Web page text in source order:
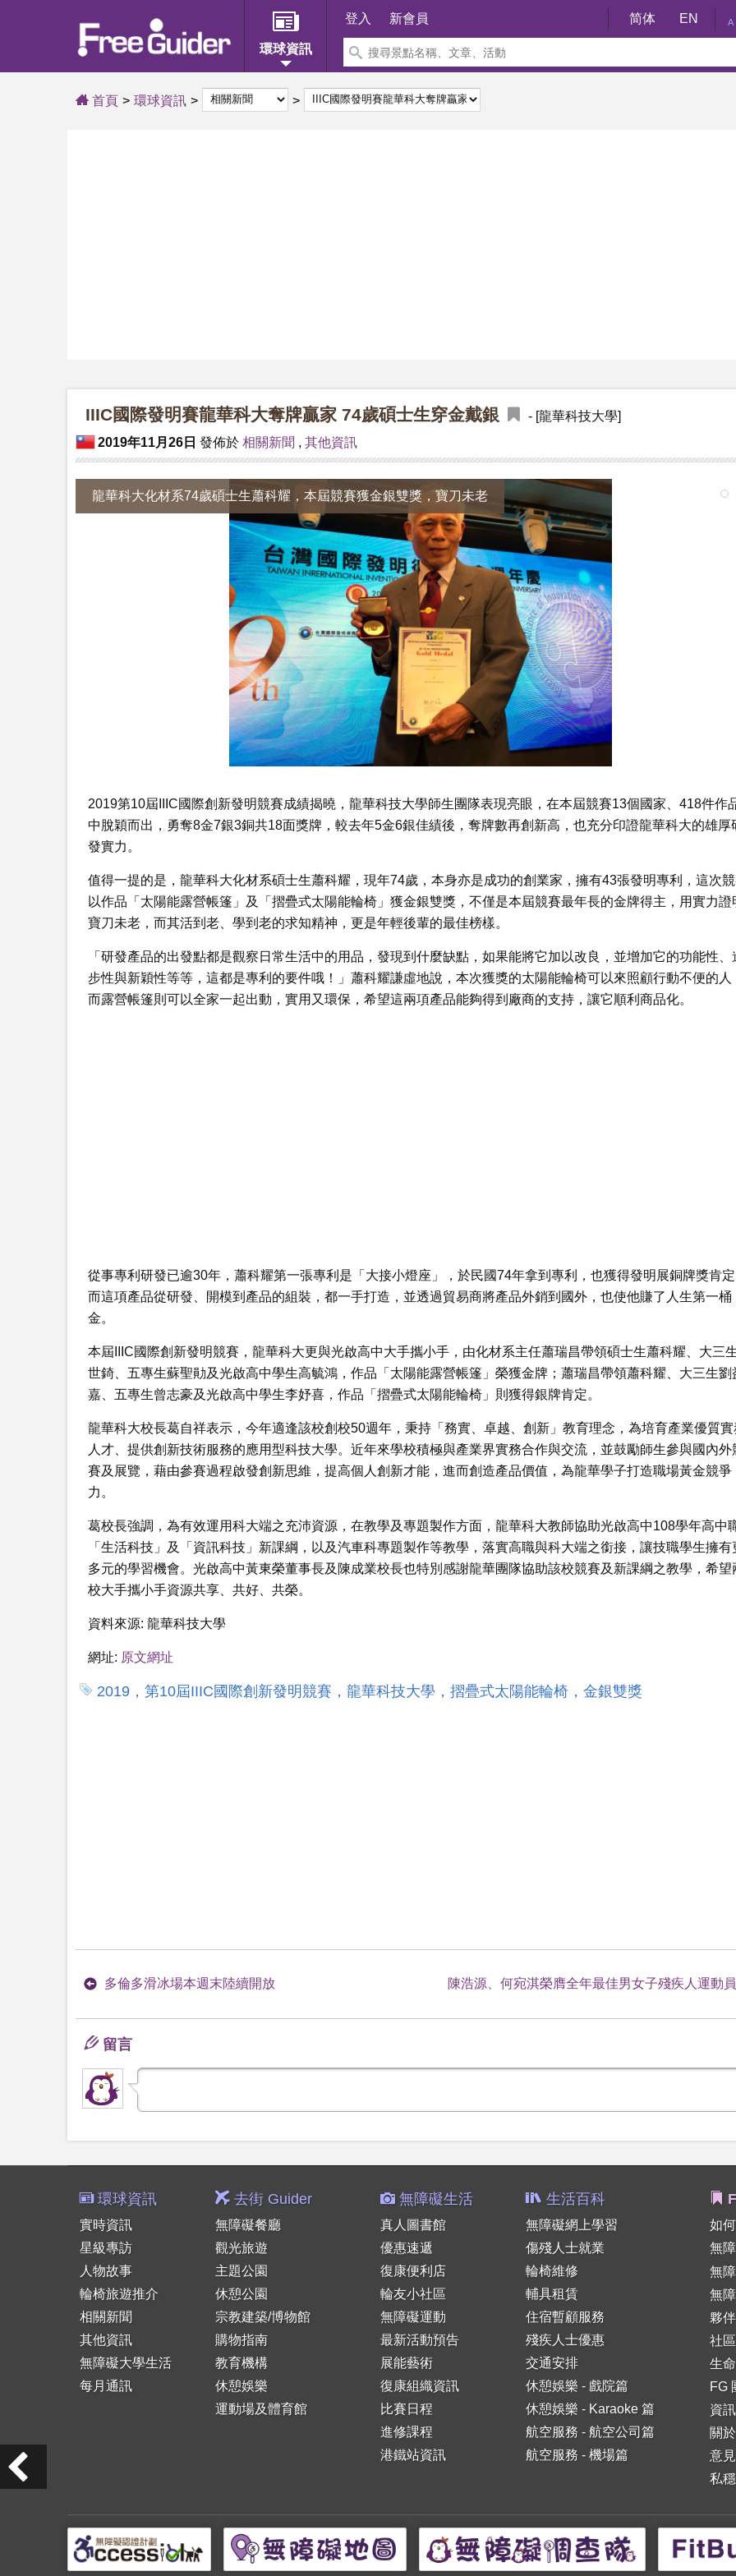
環球資訊
登入 新會員 简体 EN A
首頁 環球資訊
IIIC國際發明賽龍華科大奪牌贏家 74歲碩士生穿金戴銀
- [龍華科技大學]
2019年11月26日 發佈於 相關新聞 , 其他資訊
龍華科大化材系74歲碩士生蕭科耀，本屆競賽獲金銀雙獎，寶刀未老 1
2019第10屆IIIC國際創新發明競賽成績揭曉，龍華科技大學師生團隊表現亮眼，在本屆競賽13個國家、418件作
中脫穎而出，勇奪8金7銀3銅共18面獎牌，較去年5金6銀佳績後，奪牌數再創新高，也充分印證龍華科大的雄厚
發實力。
值得一提的是，龍華科大化材系碩士生蕭科耀，現年74歲，本身亦是成功的創業家，擁有43張發明專利，這次
以作品「太陽能露營帳篷」及「摺疊式太陽能輪椅」獲金銀雙獎，不僅是本屆競賽最年長的金牌得主，用實力證
寶刀未老，而其活到老、學到老的求知精神，更是年輕後輩的最佳榜樣。
「研發產品的出發點都是觀察日常生活中的用品，發現到什麼缺點，如果能將它加以改良，並增加它的功能性、
步性與新穎性等等，這都是專利的要件哦！」蕭科耀謙虛地說，本次獲獎的太陽能輪椅可以來照顧行動不便的人
而露營帳篷則可以全家一起出動，實用又環保，希望這兩項產品能夠得到廠商的支持，讓它順利商品化。
從事專利研發已逾30年，蕭科耀第一張專利是「大接小燈座」，於民國74年拿到專利，也獲得發明展銅牌獎肯定
而這項產品從研發、開模到產品的組裝，都一手打造，並透過貿易商將產品外銷到國外，也使他賺了人生第一桶
金。
本屆IIIC國際創新發明競賽，龍華科大更與光啟高中大手攜小手，由化材系主任蕭瑞昌帶領碩士生蕭科耀、大三
世錡、五專生蘇聖勛及光啟高中學生高毓鴻，作品「太陽能露營帳篷」榮獲金牌；蕭瑞昌帶領蕭科耀、大三生劉
嘉、五專生曾志豪及光啟高中學生李妤喜，作品「摺疊式太陽能輪椅」則獲得銀牌肯定。
龍華科大校長葛自祥表示，今年適逢該校創校50週年，秉持「務實、卓越、創新」教育理念，為培育產業優質實
人才、提供創新技術服務的應用型科技大學。近年來學校積極與產業界實務合作與交流，並鼓勵師生參與國內外
賽及展覽，藉由參賽過程啟發創新思維，提高個人創新才能，進而創造產品價值，為龍華學子打造職場黃金競爭
力。
葛校長強調，為有效運用科大端之充沛資源，在教學及專題製作方面，龍華科大教師協助光啟高中108學年高中
「生活科技」及「資訊科技」新課綱，以及汽車科專題製作等教學，落實高職與科大端之銜接，讓技職學生擁有
多元的學習機會。光啟高中黃東榮董事長及陳成業校長也特別感謝龍華團隊協助該校競賽及新課綱之教學，希望
校大手攜小手資源共享、共好、共榮。
資料來源: 龍華科技大學
網址: 原文網址
2019，第10屆IIIC國際創新發明競賽，龍華科技大學，摺疊式太陽能輪椅，金銀雙獎
多倫多滑冰場本週末陸續開放 陳浩源、何宛淇榮膺全年最佳男女子殘疾人運動員
留言
環球資訊
實時資訊
星級專訪
人物故事
輪椅旅遊推介
相關新聞
其他資訊
無障礙大學生活
每月通訊
去街 Guider
無障礙餐廳
觀光旅遊
主題公園
休憩公園
宗教建築/博物館
購物指南
教育機構
休憩娛樂
運動場及體育館
無障礙生活
真人圖書館
優惠速遞
復康便利店
輪友小社區
無障礙運動
最新活動預告
展能藝術
復康組織資訊
比賽日程
進修課程
港鐵站資訊
生活百科
無障礙網上學習
傷殘人士就業
輪椅維修
輔具租賃
住宿暫顧服務
殘疾人士優惠
交通安排
休憩娛樂 - 戲院篇
休憩娛樂 - Karaoke 篇
航空服務 - 航空公司篇
航空服務 - 機場篇
如
無
無
無
夥
社
生
FG
資
關
意
私